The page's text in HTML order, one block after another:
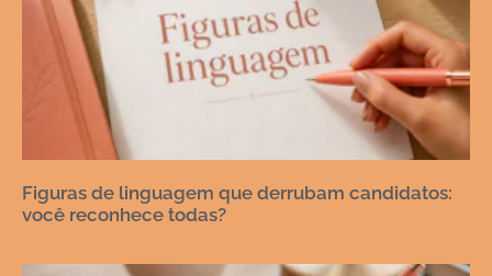
Figuras de linguagem que derrubam candidatos:
você reconhece todas?